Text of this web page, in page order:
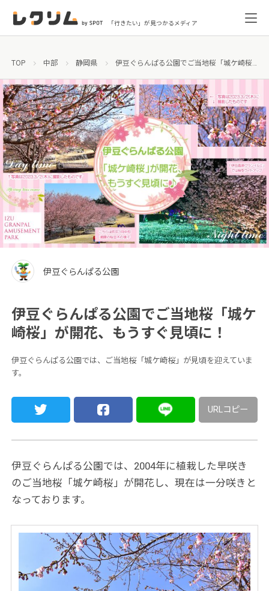
「行きたい」が見つかるメディア
TOP 中部 静岡県 伊豆ぐらんぱる公園でご当地桜「城ケ崎桜」が開花、もうすぐ見頃に！
伊豆ぐらんぱる公園
伊豆ぐらんぱる公園でご当地桜「城ケ
崎桜」が開花、もうすぐ見頃に！
伊豆ぐらんぱる公園では、ご当地桜「城ケ崎桜」が見頃を迎えていま
す。
URLコピー
伊豆ぐらんぱる公園では、2004年に植栽した早咲き
のご当地桜「城ケ崎桜」が開花し、現在は一分咲きと
なっております。